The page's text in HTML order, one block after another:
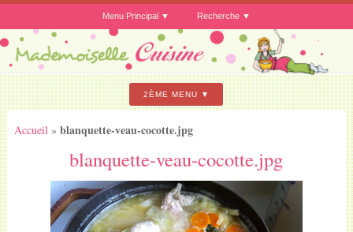
Menu Principal Recherche
2ÈME MENU
Accueil » blanquette-veau-cocotte.jpg
blanquette-veau-cocotte.jpg